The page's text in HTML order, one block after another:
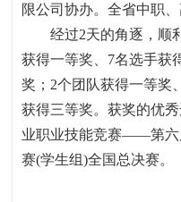
限公司协办。全省中职
经过2天的角逐，顺
获得一等奖、 7名选手获
奖； 2个团队获得一等奖
获得三等奖。获奖的优
业职业技能竞赛——第
赛(学生组)全国总决赛。